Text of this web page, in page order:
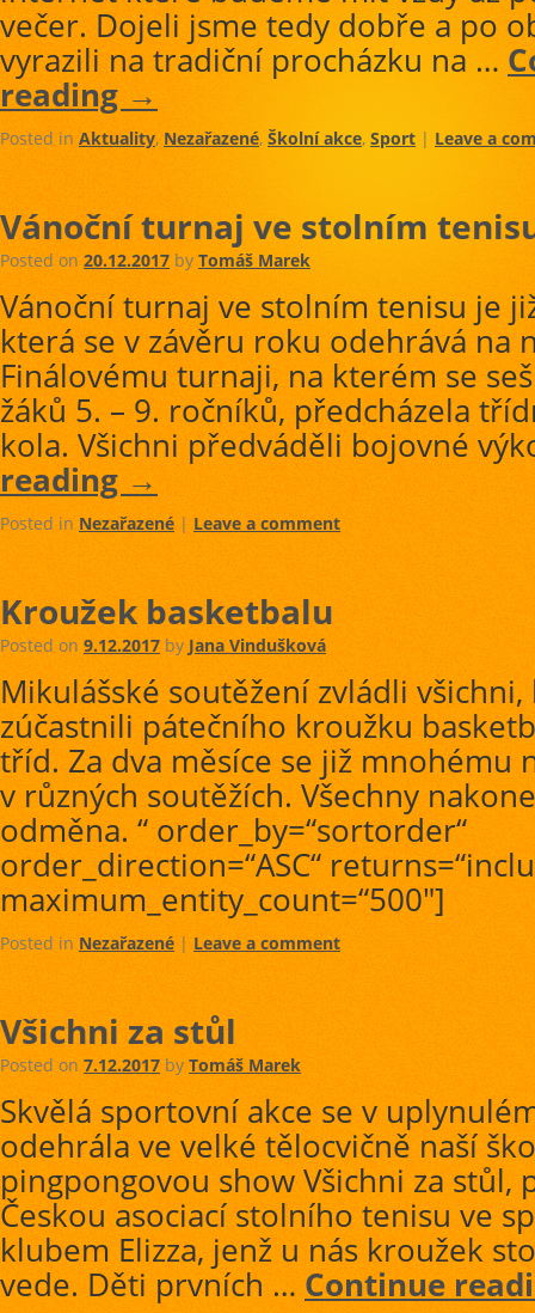
večer. Dojeli jsme tedy dobře a po
vyrazili na tradiční procházku na …
reading →
Posted in Aktuality, Nezařazené, Školní akce, Sport | Leave a
Vánoční turnaj ve stolním
Posted on 20.12.2017 by Tomáš Marek
Vánoční turnaj ve stolním tenisu je
která se v závěru roku odehrává na
Finálovému turnaji, na kterém se
žáků 5. – 9. ročníků, předcházela
kola. Všichni předváděli bojovné
reading →
Posted in Nezařazené | Leave a comment
Kroužek basketbalu
Posted on 9.12.2017 by Jana Vindušková
Mikulášské soutěžení zvládli
zúčastnili pátečního kroužku
tříd. Za dva měsíce se již mnohému
v různých soutěžích. Všechny
odměna. “ order_by=“sortorder“
order_direction=“ASC“
maximum_entity_count=“500″]
Posted in Nezařazené | Leave a comment
Všichni za stůl
Posted on 7.12.2017 by Tomáš Marek
Skvělá sportovní akce se v
odehrála ve velké tělocvičně naší
pingpongovou show Všichni za stůl,
Českou asociací stolního tenisu ve
klubem Elizza, jenž u nás kroužek
vede. Děti prvních …Continue